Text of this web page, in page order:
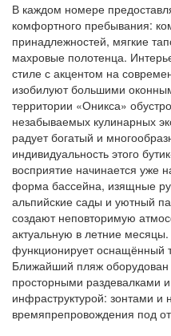
В каждом номере
комфортного пребывания:
принадлежностей, мягкие
махровые полотенца.
стиле с акцентом на
изобилуют большими
территории «Оникса»
незабываемых кулинарных
радует богатый и
индивидуальность этого
восприятие начинается уже
форма бассейна, изящные
альпийские сады и уютный
создают неповторимую
актуальную в летние
функционирует оснащённый
Ближайший пляж
просторными раздевалками
инфраструктурой: зонтами
времяпрепровождения под